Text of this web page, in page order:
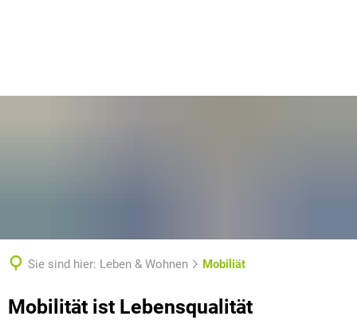
Sie sind hier: Leben & Wohnen Mobiliät
Mobiliät
Mobilität ist Lebensqualität